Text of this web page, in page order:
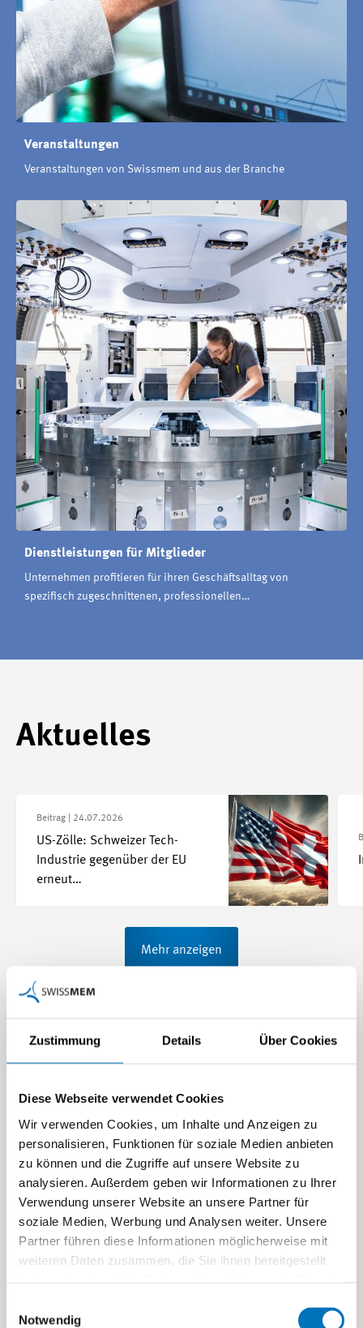
Zustimmung Details Über Cookies
Diese Webseite verwendet Cookies
Wir verwenden Cookies, um Inhalte und Anzeigen zu
personalisieren, Funktionen für soziale Medien anbieten
zu können und die Zugriffe auf unsere Website zu
analysieren. Außerdem geben wir Informationen zu Ihrer
Verwendung unserer Website an unsere Partner für
soziale Medien, Werbung und Analysen weiter. Unsere
Partner führen diese Informationen möglicherweise mit
weiteren Daten zusammen, die Sie ihnen bereitgestellt
Notwendig
Veranstaltungen
Veranstaltungen von Swissmem und aus der Branche
Dienstleistungen für Mitglieder
Unternehmen profitieren für ihren Geschäftsalltag von
spezifisch zugeschnittenen, professionellen…
Aktuelles
Beitrag | 24.07.2026
US-Zölle: Schweizer Tech-
Industrie gegenüber der EU
erneut…
Mehr anzeigen